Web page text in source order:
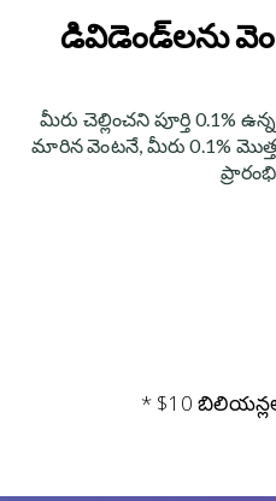
డివిడెండ్‌లను
మీరు చెల్లించని పూర్తి 0.1%
మారిన వెంటనే, మీరు 0.1%
* $10